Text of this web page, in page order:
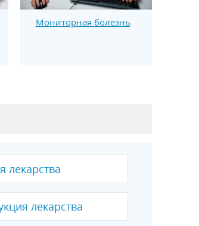
Мониторная болезнь
лекарства
лекарства